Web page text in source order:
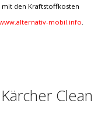
mit den Kraftstoffkosten
mobil.info
Clean